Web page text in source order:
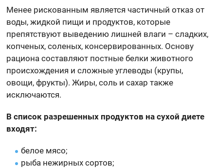
Менее рискованным является частичный отказ от
воды, жидкой пищи и продуктов, которые
препятствуют выведению лишней влаги – сладких,
копченых, соленых, консервированных. Основу
рациона составляют постные белки животного
происхождения и сложные углеводы (крупы,
овощи, фрукты). Жиры, соль и сахар также
исключаются.
В список разрешенных продуктов на сухой диете
входят:
белое мясо;
рыба нежирных сортов;